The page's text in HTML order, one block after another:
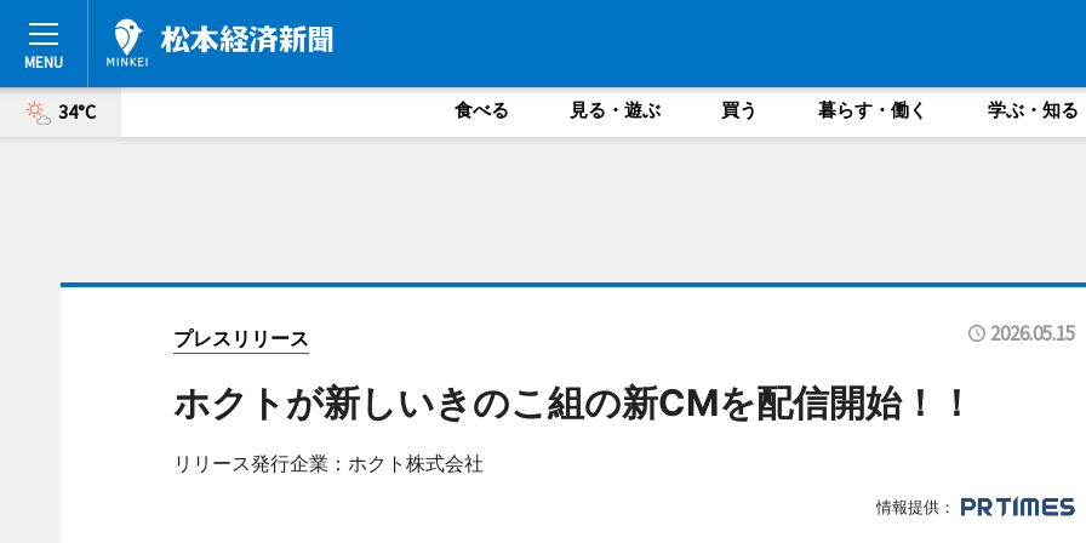
34°C 食べる 見る・遊ぶ 買う 暮らす・働く 学ぶ・知る
プレスリリース 2026.05.15
ホクトが新しいきのこ組の新CMを配信開始！！
リリース発行企業：ホクト株式会社
情報提供：